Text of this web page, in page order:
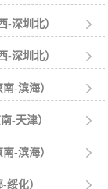
-深圳北） 
-深圳北） 
-滨海） 
-天津） 
-滨海） 
绥化） 